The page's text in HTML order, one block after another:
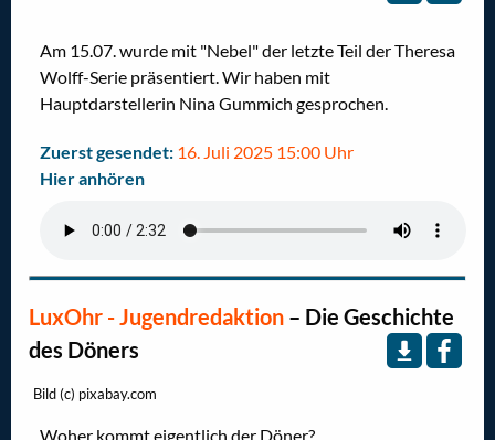
Am 15.07. wurde mit "Nebel" der letzte Teil der Theresa
Wolff-Serie präsentiert. Wir haben mit
Hauptdarstellerin Nina Gummich gesprochen.
Zuerst gesendet: 16. Juli 2025 15:00 Uhr
Hier anhören
LuxOhr - Jugendredaktion – Die Geschichte
des Döners
Bild (c) pixabay.com
Woher kommt eigentlich der Döner?